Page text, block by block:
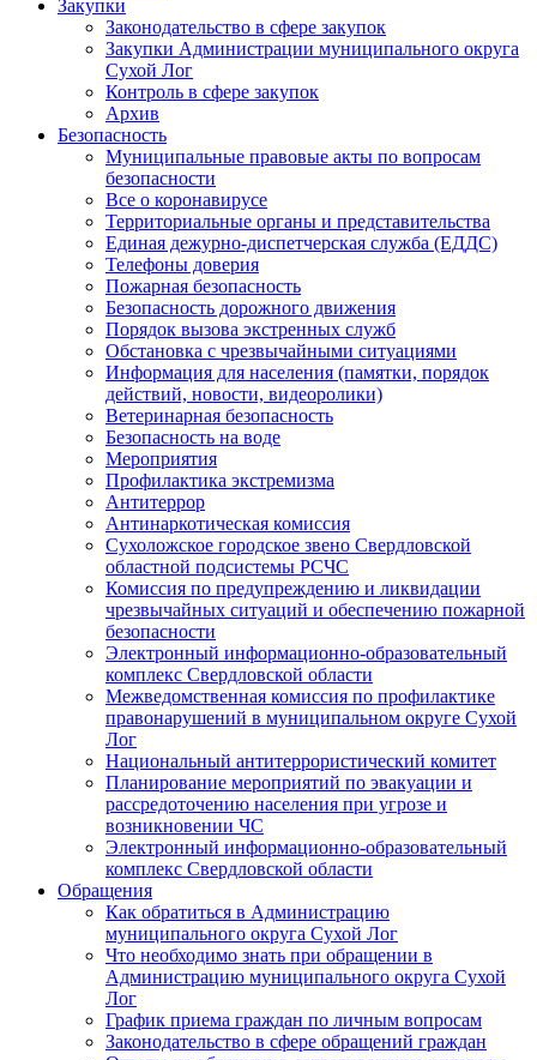
Закупки
Законодательство в сфере закупок
Закупки Администрации муниципального округа
Сухой Лог
Контроль в сфере закупок
Архив
Безопасность
Муниципальные правовые акты по вопросам
безопасности
Все о коронавирусе
Территориальные органы и представительства
Единая дежурно-диспетчерская служба (ЕДДС)
Телефоны доверия
Пожарная безопасность
Безопасность дорожного движения
Порядок вызова экстренных служб
Обстановка с чрезвычайными ситуациями
Информация для населения (памятки, порядок
действий, новости, видеоролики)
Ветеринарная безопасность
Безопасность на воде
Мероприятия
Профилактика экстремизма
Антитеррор
Антинаркотическая комиссия
Сухоложское городское звено Свердловской
областной подсистемы РСЧС
Комиссия по предупреждению и ликвидации
чрезвычайных ситуаций и обеспечению пожарной
безопасности
Электронный информационно-образовательный
комплекс Cвердловской области
Межведомственная комиссия по профилактике
правонарушений в муниципальном округе Сухой
Лог
Национальный антитеррористический комитет
Планирование мероприятий по эвакуации и
рассредоточению населения при угрозе и
возникновении ЧС
Электронный информационно-образовательный
комплекс Свердловской области
Обращения
Как обратиться в Администрацию
муниципального округа Сухой Лог
Что необходимо знать при обращении в
Администрацию муниципального округа Сухой
Лог
График приема граждан по личным вопросам
Законодательство в сфере обращений граждан